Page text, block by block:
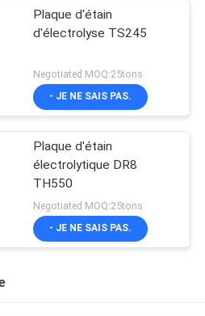
Plaque d'étain
d'électrolyse TS245
Negotiated MOQ:25tons
- JE NE SAIS PAS.
Plaque d'étain
électrolytique DR8
TH550
Negotiated MOQ:25tons
- JE NE SAIS PAS.